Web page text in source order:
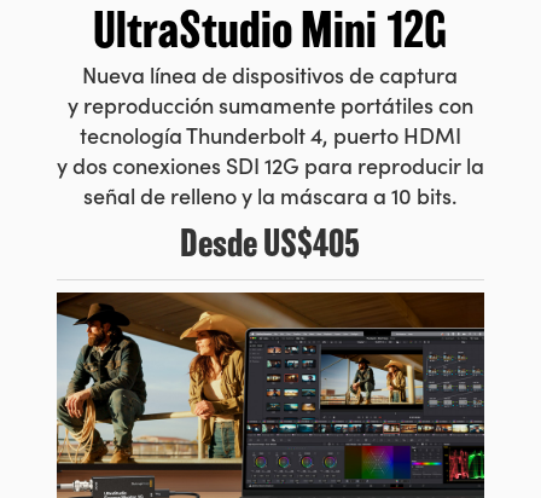
UltraStudio Mini 12G
Nueva línea de dispositivos de captura
y reproducción sumamente portátiles con
tecnología Thunderbolt 4, puerto HDMI
y dos conexiones SDI 12G para reproducir la
señal de relleno y la máscara a 10 bits.
DesdeUS$405